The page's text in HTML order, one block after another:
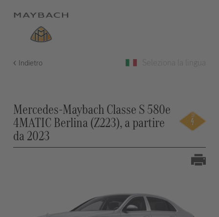
Indietro
Mercedes-Maybach Classe S 580e
4MATIC Berlina (Z223), a partire
da 2023